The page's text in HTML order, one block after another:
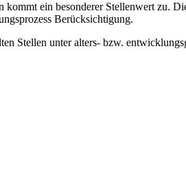
ein besonderer Stellenwert zu.
Berücksichtigung.
Stellen unter alters- bzw.